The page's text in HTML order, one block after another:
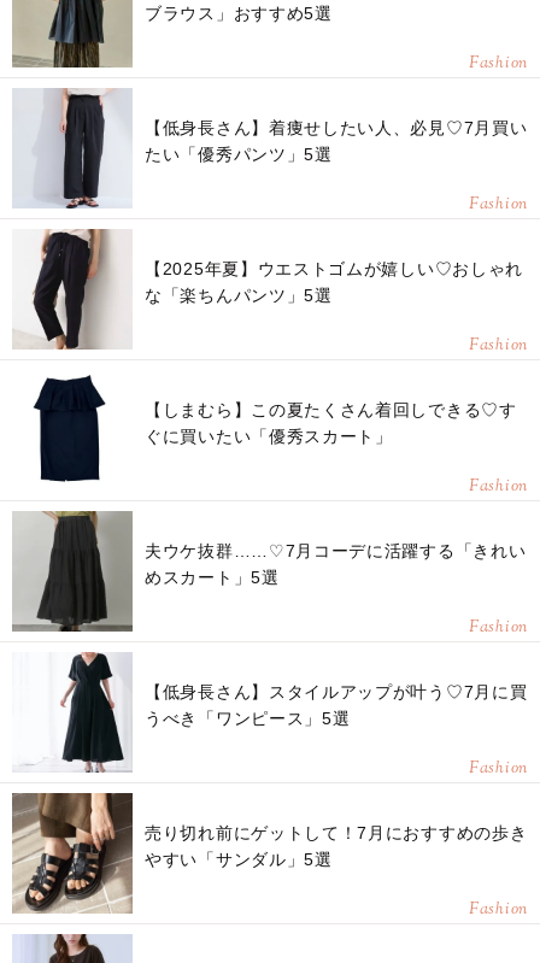
ブラウス」おすすめ5選
Fashion
【低身長さん】着痩せしたい人、必見♡7月買い
たい「優秀パンツ」5選
Fashion
【2025年夏】ウエストゴムが嬉しい♡おしゃれ
な「楽ちんパンツ」5選
Fashion
【しまむら】この夏たくさん着回しできる♡す
ぐに買いたい「優秀スカート」
Fashion
夫ウケ抜群……♡7月コーデに活躍する「きれい
めスカート」5選
Fashion
【低身長さん】スタイルアップが叶う♡7月に買
うべき「ワンピース」5選
Fashion
売り切れ前にゲットして！7月におすすめの歩き
やすい「サンダル」5選
Fashion